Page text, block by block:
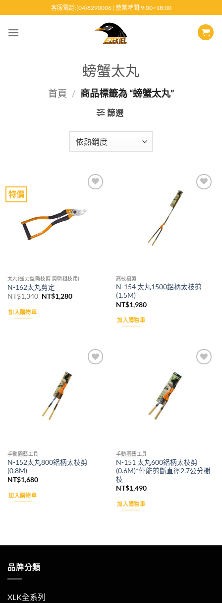
至
客服電話:(04)8290006 | 營業時間:9:00~18:00
螃蟹太丸
首頁 / 商品標籤為 “螃蟹太丸”
篩選
特價
太丸(強力型斷枝剪.剪斷粗枝用)
N-162太丸剪定
NT$1,340 原
NT$1,280目
加入購物車
高枝樹剪
N-154 太丸1500鋁柄太枝剪
(1.5M)
NT$1,980
加入購物車
手動園藝工具
N-152太丸800鋁柄太枝剪
(0.8M)
NT$1,680
加入購物車
手動園藝工具
N-151 太丸600鋁柄太枝剪
(0.6M)*僅能剪斷直徑2.7公分樹
枝
NT$1,490
加入購物車
品牌分類
XLK全系列